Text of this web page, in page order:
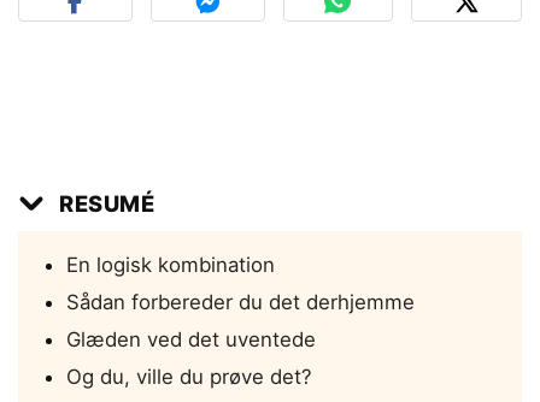
RESUMÉ
En logisk kombination
Sådan forbereder du det derhjemme
Glæden ved det uventede
Og du, ville du prøve det?